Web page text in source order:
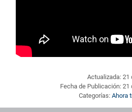
Actualizada: 21
Fecha de Publicación: 21
Categorías: Ahora